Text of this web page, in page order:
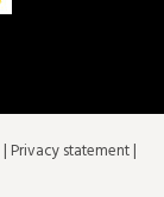
| Privacy statement|